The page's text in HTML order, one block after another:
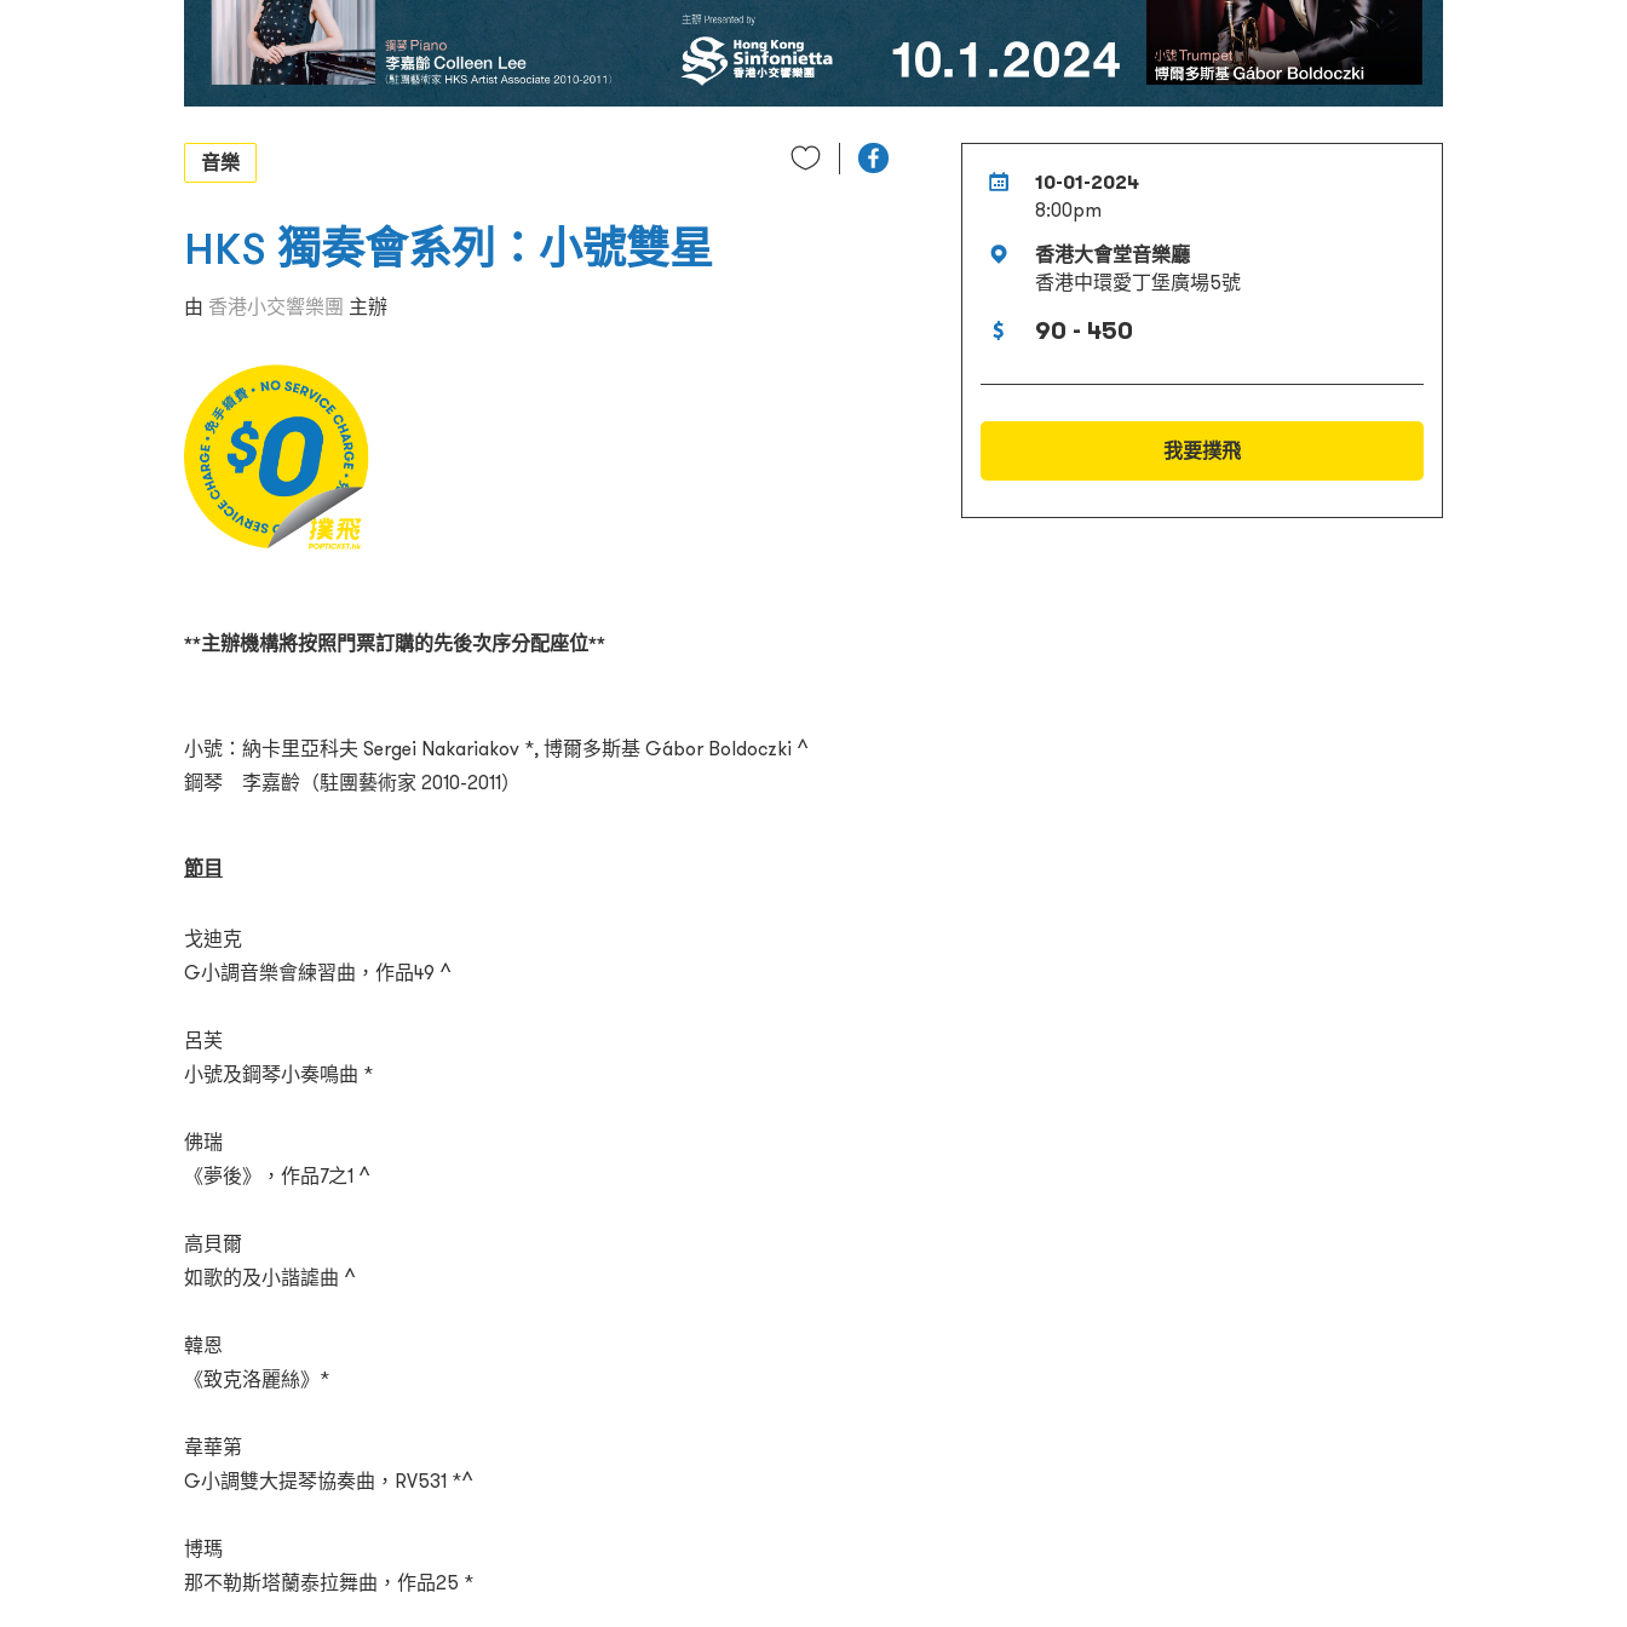
10-01-2024
8:00pm
香港大會堂音樂廳
香港中環愛丁堡廣場5號
90 - 450
我要撲飛
音樂
HKS 獨奏會系列：小號雙星
由 香港小交響樂團 主辦
**主辦機構將按照門票訂購的先後次序分配座位**
小號：納卡里亞科夫 Sergei Nakariakov *, 博爾多斯基 Gábor Boldoczki ^
鋼琴 李嘉齡（駐團藝術家 2010-2011）
節目
戈迪克
G小調音樂會練習曲，作品49 ^
呂芙
小號及鋼琴小奏鳴曲 *
佛瑞
《夢後》，作品7之1 ^
高貝爾
如歌的及小諧謔曲 ^
韓恩
《致克洛麗絲》*
韋華第
G小調雙大提琴協奏曲，RV531 *^
博瑪
那不勒斯塔蘭泰拉舞曲，作品25 *